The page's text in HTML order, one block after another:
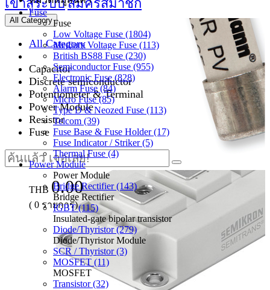
เข้าสู่ระบบสมัครสมาชิก
All Category
All Category
Capacitor
Discrete semiconductor
Potentiometer & Terminal
Power Module
Resistor
Fuse
THB 0.00
( 0 รายการ)
Fuse
Fuse
Low Voltage Fuse (1804)
Medium Voltage Fuse (113)
British BS88 Fuse (230)
Semiconductor Fuse (955)
Electronic Fuse (828)
Alarm Fuse (84)
Micro Fuse (85)
Type D & Neozed Fuse (113)
Telcom (39)
Fuse Base & Fuse Holder (17)
Fuse Indicator / Striker (5)
Thermal Fuse (4)
Power Module
Power Module
Bridge Rectifier (143)
Bridge Rectifier
IGBT (115)
Insulated-gate bipolar transistor
Diode/Thyristor (279)
Diode/Thyristor Module
SCR / Thyristor (3)
MOSFET (11)
MOSFET
Transistor (32)